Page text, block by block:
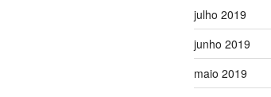
julho 2019
junho 2019
maio 2019